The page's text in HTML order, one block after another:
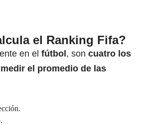
el Ranking Fifa?
en el fútbol, son cuatro los
el promedio de las